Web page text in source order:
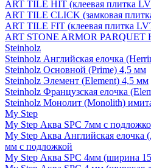
ART TILE HIT (клеевая плитка
ART TILE CLICK (замковая
ART TILE FIT (клеевая плитка
ART STONE ARMOR PARQUET
Steinholz
Steinholz Английская елочка
Steinholz Основной (Prime) 4,5 мм
Steinholz Элемент (Element) 4,5 мм
Steinholz Французская елочка
Steinholz Монолит (Monolith)
My Step
My Step Аква SPC 7мм c
My Step Аква Английская елочка
мм с подложкой
My Step Аква SPC 4мм (ширина